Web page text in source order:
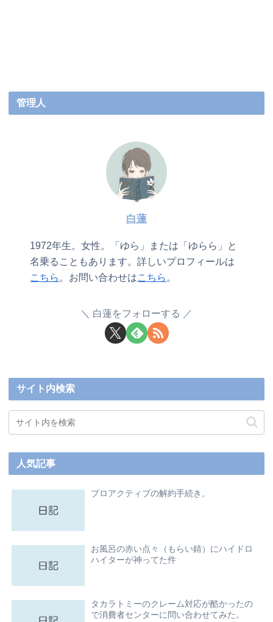
管理人
白蓮
1972年生。女性。「ゆら」または「ゆらら」と
名乗ることもあります。詳しいプロフィールは
こちら 。お問い合わせはこちら 。
白蓮をフォローする
サイト内検索
人気記事
プロアクティブの解約手続き。
お風呂の赤い点々（もらい錆）にハイドロ
ハイターが神ってた件
タカラトミーのクレーム対応が酷かったの
で消費者センターに問い合わせてみた。